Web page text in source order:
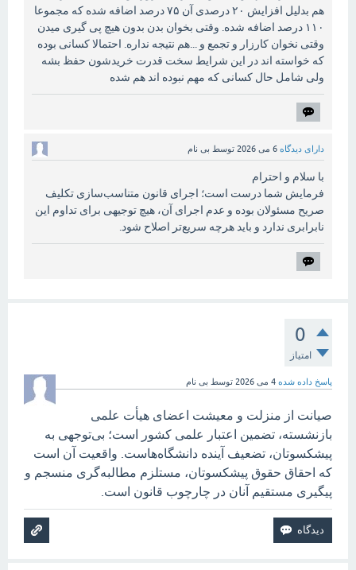
هم بدلیل افزایش ۲۰ درصدی آن ۷۵ درصد اضافه شده که مجموعا
۱۱۰ درصد اضافه شده. وقتی بخوان بدن بدون هیچ پی گیری میدن
وقتی نخوان کارزار و تجمع و ...هم نتیجه نداره. احتمالا کسانی بوده
که خواسته اند در این شرایط سخت قدرت خریدشون حفظ بشه
ولی شامل حال کسانی که مهم نبوده اند هم شده
دارای دیدگاه 6 می 2026 توسط بی نام
با سلام و احترام
فرمایش شما درست است؛ اجرای قانون متناسب‌سازی تکلیف
صریح مسئولان بوده و عدم اجرای آن، هیچ توجیهی برای تداوم این
نابرابری ندارد و باید هرچه سریع‌تر اصلاح شود.
0
امتیاز
پاسخ داده شده 4 می 2026 توسط بی نام
صیانت از منزلت و معیشت اعضای هیأت علمی
بازنشسته، تضمین اعتبار علمی کشور است؛ بی‌توجهی به
پیشکسوتان، تضعیف آینده دانشگاه‌هاست. واقعیت آن است
که احقاق حقوق پیشکسوتان، مستلزم مطالبه‌گری منسجم و
پیگیری مستقیم آنان در چارچوب قانون است.